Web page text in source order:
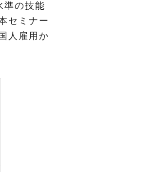
準の技能
セミナー
人雇用か